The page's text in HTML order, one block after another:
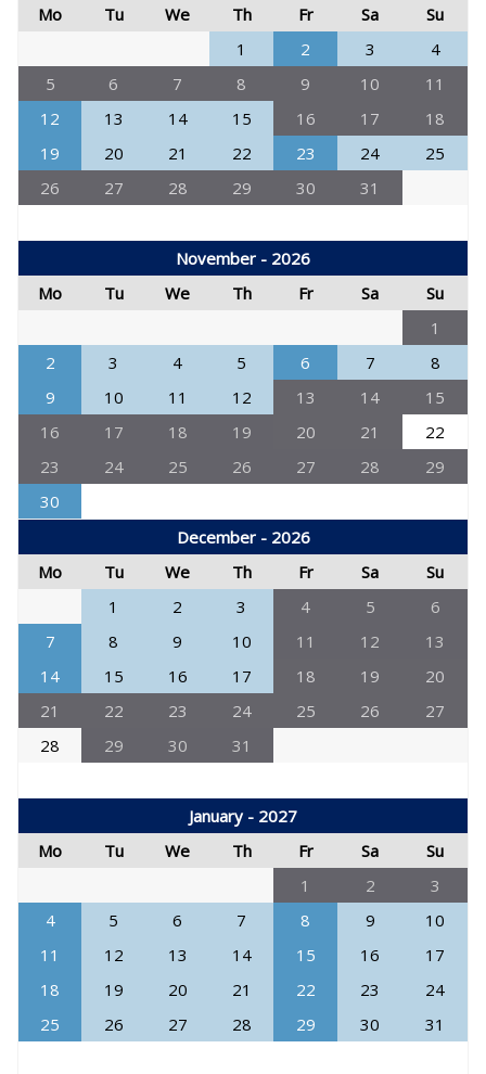
Mo
Tu We Th Fr Sa
Su
1
2 3
4
5
6 7 8 9 10
11
12
13 14 15 16 17
18
19
20 21 22 23 24
25
26
27 28 29 30 31
November - 2026
Mo
Tu We Th Fr Sa
Su
1
2
3 4 5 6 7
8
9
10 11 12 13 14
15
16
17 18 19 20 21
22
23
24 25 26 27 28
29
30
December - 2026
Mo
Tu We Th Fr Sa
Su
1
2 3 4 5
6
7
8 9 10 11 12
13
14
15 16 17 18 19
20
21
22 23 24 25 26
27
28
29 30 31
January - 2027
Mo
Tu We Th Fr Sa
Su
1
2
3
4
5 6 7 8 9
10
11
12 13 14 15 16
17
18
19 20 21 22 23
24
25
26 27 28 29 30 31